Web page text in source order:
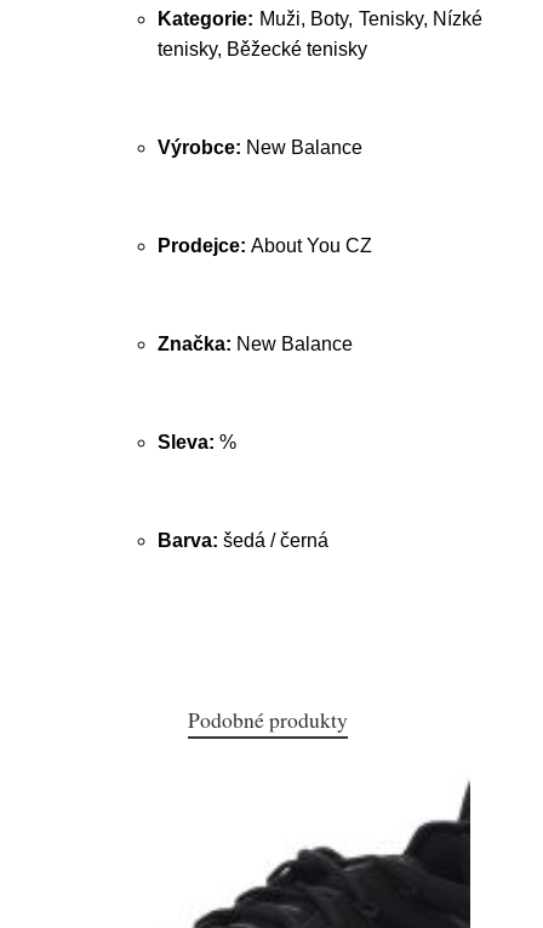
Kategorie: Muži, Boty, Tenisky, Nízké
tenisky, Běžecké tenisky
Výrobce: New Balance
Prodejce: About You CZ
Značka: New Balance
Sleva: %
Barva: šedá / černá
Podobné produkty